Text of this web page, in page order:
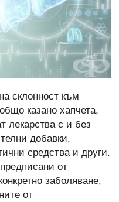
склонност към
казано хапчета,
лекарства с и без
добавки,
средства и други.
от
заболяване,
от